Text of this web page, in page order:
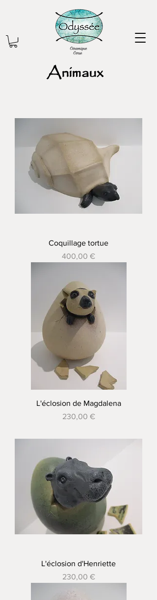
Animaux
Coquillage tortue
Prix
400,00 €
L'éclosion de Magdalena
Prix
230,00 €
L'éclosion d'Henriette
Prix
230,00 €